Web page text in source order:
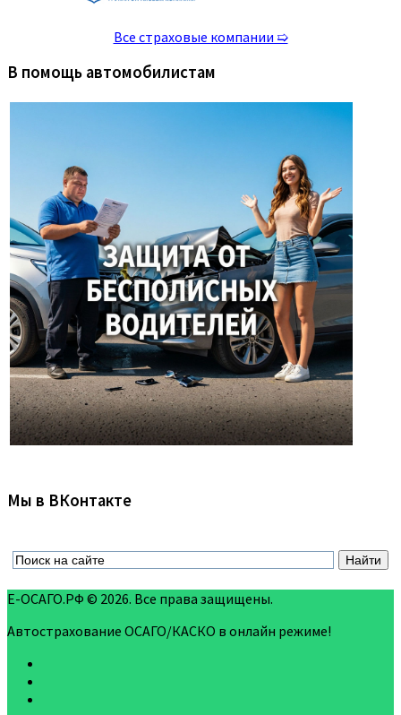
Все страховые компании ➯
В помощь автомобилистам
Мы в ВКонтакте
Е-ОСАГО.РФ © 2026. Все права защищены.
Автострахование ОСАГО/КАСКО в онлайн режиме!